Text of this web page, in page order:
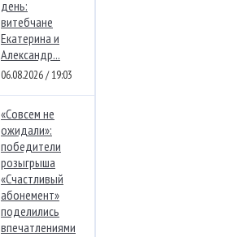
день:
витебчане
Екатерина и
Александр...
06.08.2026 / 19:03
«Совсем не
ожидали»:
победители
розыгрыша
«Счастливый
абонемент»
поделились
впечатлениями